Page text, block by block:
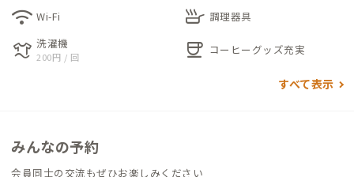
慶野松原海水浴場まで徒歩3分、コンビニまで徒歩1分、うずし
お温泉の楽しめる温浴施設まで車5分。淡路島を一周する自転車
コース「アワイチ」のルート上にも位置しています。自然に囲ま
れながらも利便性の高いロケーションです。
wifi Wi-Fi skillet 調理器具
laundry 洗濯機
200円 / 回 coffee コーヒーグッズ充実
すべて表示
みんなの予約
会員同士の交流もぜひお楽しみください